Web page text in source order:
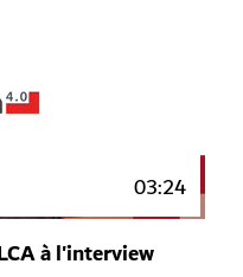
03:24
à l'interview